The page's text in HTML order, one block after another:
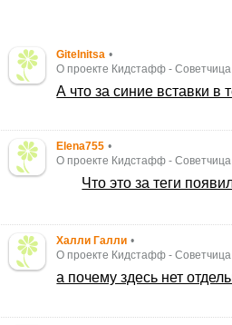
Gitelnitsa •
О проекте Кидстафф -
А что за синие вставки в
Elena755 •
О проекте Кидстафф -
Что это за теги
Халли Галли •
О проекте Кидстафф -
а почему здесь нет